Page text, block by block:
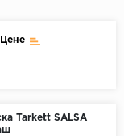
Цене
Tarkett SALSA